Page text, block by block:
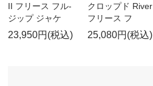
II フリース フル-
ジップ ジャケ
23,950円(税込)
クロップド River
フリース フ
25,080円(税込)